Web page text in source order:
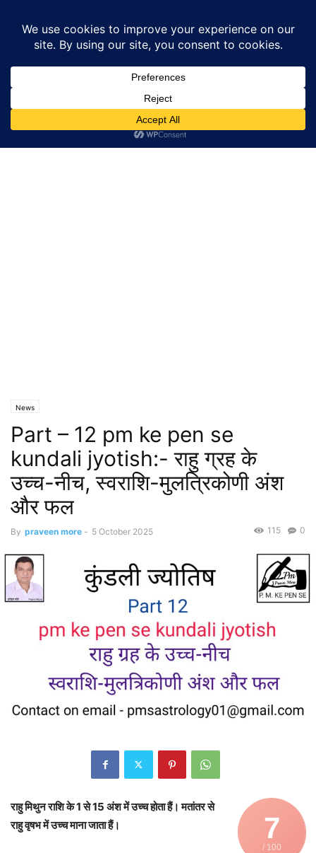
News
Part – 12 pm ke pen se
kundali jyotish:- राहु ग्रह के
उच्च-नीच, स्वराशि-मुलत्रिकोणी अंश
और फल
By praveen more - 5 October 2025 0
115
7
/ 100
राहु मिथुन राशि के 1 से 15 अंश में उच्च होता हैं। मतांतर से
राहु वृषभ में उच्च माना जाता हैं।